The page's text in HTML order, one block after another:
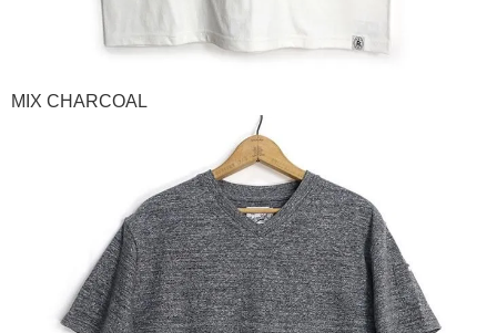
MIX CHARCOAL